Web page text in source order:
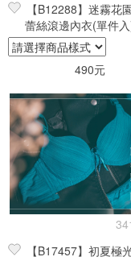
【B12288】迷霧花
蕾絲滾邊內衣(單件
製
490元
【B17457】初夏極